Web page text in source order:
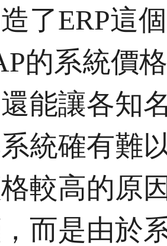
了ERP這
的系統價
能讓各知
統確有難
較高的原
而是由於